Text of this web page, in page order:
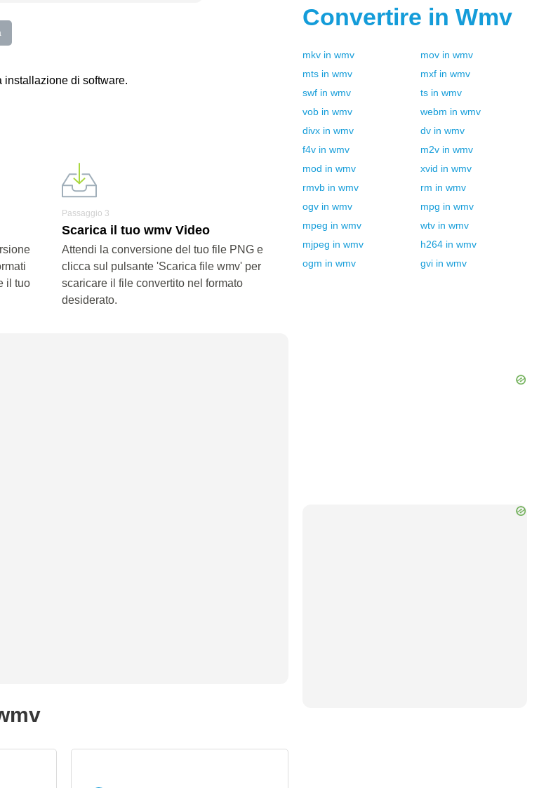
installazione di software.
il tuo
Passaggio 3
Scarica il tuo wmv Video
Attendi la conversione del tuo file PNG e
clicca sul pulsante 'Scarica file wmv' per
scaricare il file convertito nel formato
desiderato.
Convertire in Wmv
mkv in wmv mov in wmv
mts in wmv mxf in wmv
swf in wmv ts in wmv
vob in wmv webm in wmv
divx in wmv dv in wmv
f4v in wmv m2v in wmv
mod in wmv xvid in wmv
rmvb in wmv rm in wmv
ogv in wmv mpg in wmv
mpeg in wmv wtv in wmv
mjpeg in wmv h264 in wmv
ogm in wmv gvi in wmv